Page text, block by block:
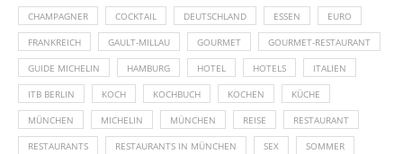
CHAMPAGNER COCKTAIL DEUTSCHLAND ESSEN EURO
FRANKREICH GAULT-MILLAU GOURMET GOURMET-RESTAURANT
GUIDE MICHELIN HAMBURG HOTEL HOTELS ITALIEN
ITB BERLIN KOCH KOCHBUCH KOCHEN KÜCHE
MÜNCHEN MICHELIN MÜNCHEN REISE RESTAURANT
RESTAURANTS RESTAURANTS IN MÜNCHEN SEX SOMMER